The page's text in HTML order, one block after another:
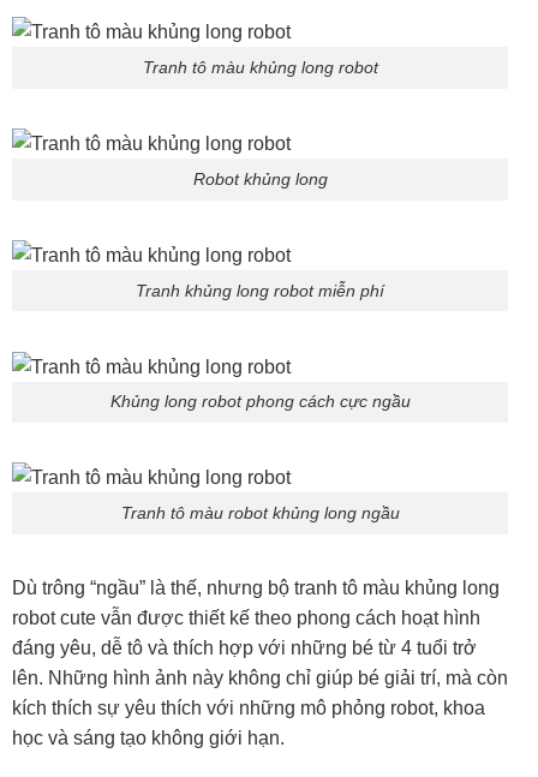
Tranh tô màu khủng long robot
Robot khủng long
Tranh khủng long robot miễn phí
Khủng long robot phong cách cực ngầu
Tranh tô màu robot khủng long ngầu
Dù trông “ngầu” là thế, nhưng bộ tranh tô màu khủng long
robot cute vẫn được thiết kế theo phong cách hoạt hình
đáng yêu, dễ tô và thích hợp với những bé từ 4 tuổi trở
lên. Những hình ảnh này không chỉ giúp bé giải trí, mà còn
kích thích sự yêu thích với những mô phỏng robot, khoa
học và sáng tạo không giới hạn.